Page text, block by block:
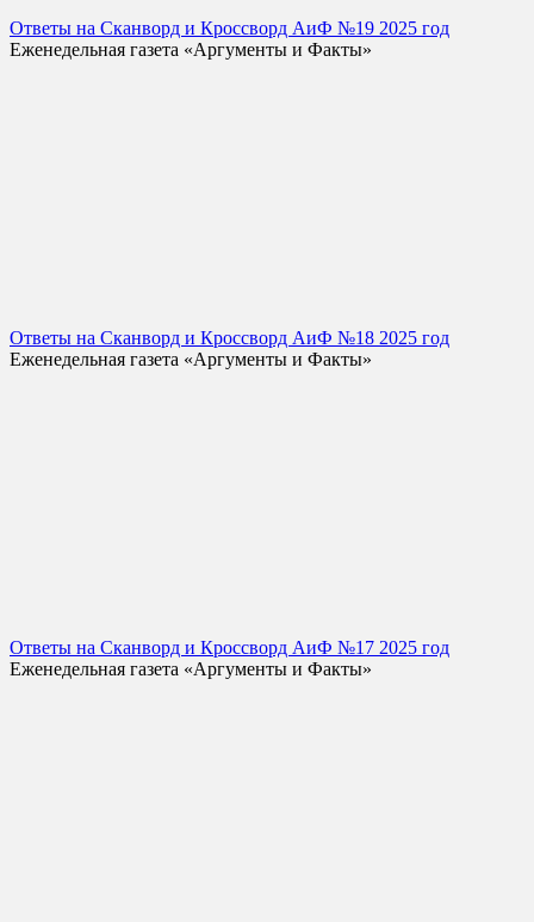
Ответы на Сканворд и Кроссворд АиФ №19 2025 год
Еженедельная газета «Аргументы и Факты»
Ответы на Сканворд и Кроссворд АиФ №18 2025 год
Еженедельная газета «Аргументы и Факты»
Ответы на Сканворд и Кроссворд АиФ №17 2025 год
Еженедельная газета «Аргументы и Факты»